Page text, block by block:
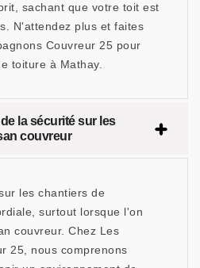
sachant que votre toit est
N'attendez plus et faites
Couvreur 25 pour
toiture à Mathay.
la sécurité sur les
couvreur
les chantiers de
surtout lorsque l'on
couvreur. Chez Les
25, nous comprenons